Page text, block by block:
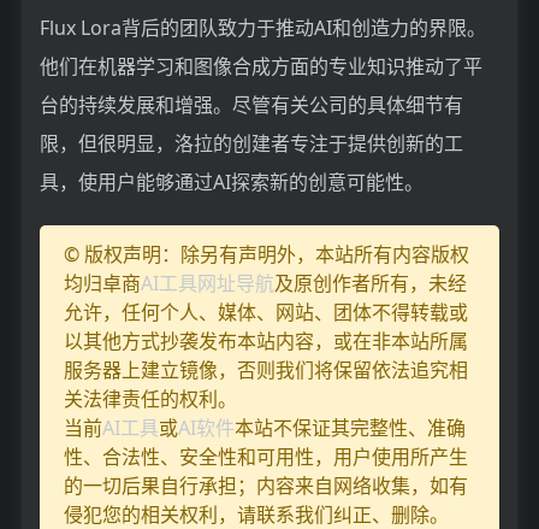
Flux Lora背后的团队致力于推动AI和创造力的界限。
他们在机器学习和图像合成方面的专业知识推动了平
台的持续发展和增强。尽管有关公司的具体细节有
限，但很明显，洛拉的创建者专注于提供创新的工
具，使用户能够通过AI探索新的创意可能性。
© 版权声明：除另有声明外，本站所有内容版权
均归卓商AI工具网址导航及原创作者所有，未经
允许，任何个人、媒体、网站、团体不得转载或
以其他方式抄袭发布本站内容，或在非本站所属
服务器上建立镜像，否则我们将保留依法追究相
关法律责任的权利。
当前AI工具或AI软件本站不保证其完整性、准确
性、合法性、安全性和可用性，用户使用所产生
的一切后果自行承担；内容来自网络收集，如有
侵犯您的相关权利，请联系我们纠正、删除。